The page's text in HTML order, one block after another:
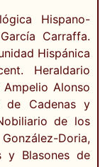
Hispano-
Carraffa.
Hispánica
Heraldario
Alonso
de Cadenas y
de los
Doria,
y Blasones de